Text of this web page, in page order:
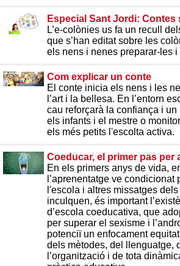
Especial Sant Jordi:
L’e-colònies us fa un recull
que s’han editat sobre les
els nens i nenes preparar-les i
Com explicar un conte
El conte inicia els nens i les
l’art i la bellesa. En l’entorn
cau reforçarà la confiança i
els infants i el mestre o
els més petits l'escolta activa.
Coeducar, el primer pas per
En els primers anys de vida,
l’aprenentatge ve condicionat
l'escola i altres missatges
inculquen, és important
d’escola coeducativa, que
per superar el sexisme i
potenciï un enfocament
dels mètodes, del llenguatge,
l’organització i de tota